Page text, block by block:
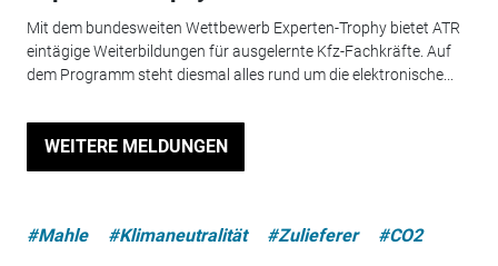
Mit dem bundesweiten Wettbewerb Experten-Trophy bietet ATR
eintägige Weiterbildungen für ausgelernte Kfz-Fachkräfte. Auf
dem Programm steht diesmal alles rund um die elektronische...
WEITERE MELDUNGEN
#Mahle #Klimaneutralität #Zulieferer #CO2